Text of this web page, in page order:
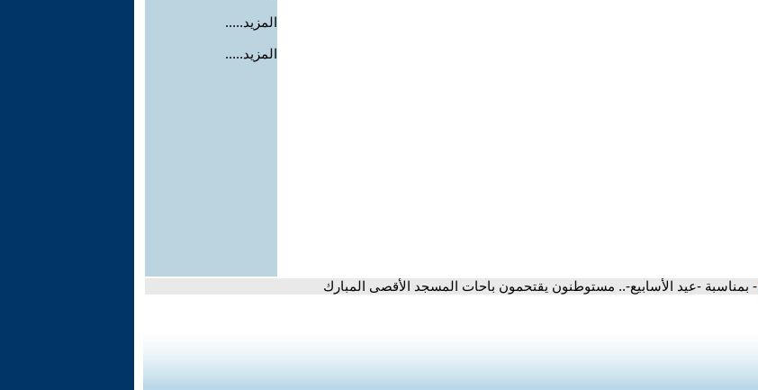
المزيد.....
المزيد.....
- بمناسبة -عيد الأسابيع-.. مستوطنون يقتحمون باحات المسجد الأقصى المبارك